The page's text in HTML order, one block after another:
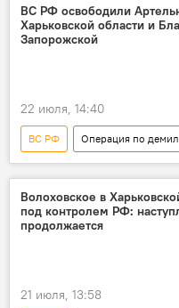
военная операция
военнослужащие
ВС РФ освободили
Харьковской области и
Запорожской
22 июля, 14:40
ВС РФ
Операция по
Россия
Украина
военная операция
военнослужащие
Волоховское в
под контролем РФ:
продолжается
21 июля, 13:58